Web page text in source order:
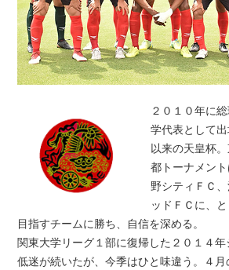
２０１０年に
学代表として
以来の天皇杯
都トーナメン
野シティＦＣ
ッドＦＣに、
目指すチームに勝ち、自信を深める。
関東大学リーグ１部に復帰した２０１４
低迷が続いたが、今季はひと味違う。４